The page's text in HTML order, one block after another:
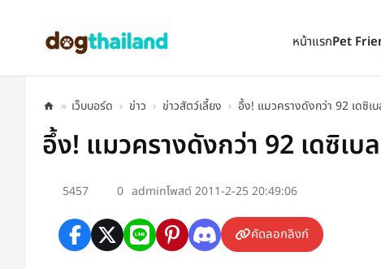
หน้าแรกPet
» เว็บบอร์ด › ข่าว › ข่าวสัตว์เลี้ยง › อึ้ง! แมวครางดังกว่า 92 เดซิเบ
อึ้ง! แมวครางดังกว่า 92 เดซิเบล
5457 0 adminโพสต์ 2011-2-25 20:49:06
คัดลอกลิงก์